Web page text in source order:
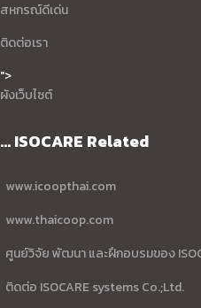
สหกรณ์ดีเด่น
ติดต่อเรา
">
ผังเว็บไซต์
... ISOCARE Related
www.icoopthai.com
www.thaicoop.com
ศูนย์วิจัย พัฒนา และฝึกอบรมของ
ติดต่อ ISOCARE systems Co.;Ltd.